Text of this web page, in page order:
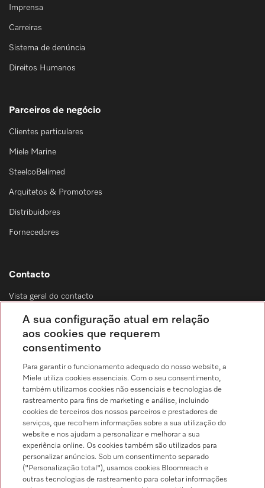
Imprensa
Carreiras
Sistema de denúncia
Direitos Humanos
Parceiros de negócio
Clientes particulares
Miele Marine
SteelcoBelimed
Arquitetos & Promotores
Distribuidores
Fornecedores
Contacto
Vista geral do contacto
Distribuição & Serviço de assistência técnica
Chamada para a rede fixa, de acordo com o seu tarifário, em Portugal e em
Pesquisa de distribuidores
A sua configuração atual em relação
aos cookies que requerem
consentimento
Para garantir o funcionamento adequado do nosso website, a
Miele utiliza cookies essenciais. Com o seu consentimento,
também utilizamos cookies não essenciais e tecnologias de
rastreamento para fins de marketing e análise, incluindo
cookies de terceiros dos nossos parceiros e prestadores de
serviços, que recolhem informações sobre a sua utilização do
website e nos ajudam a personalizar e melhorar a sua
experiência online. Os cookies também são utilizados para
personalizar anúncios. Sob um consentimento separado
("Personalização total"), usamos cookies Bloomreach e
outras tecnologias de rastreamento para coletar informações